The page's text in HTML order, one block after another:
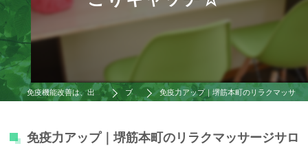
免疫機能改善は、出張整体ゆ～らし屋 ブログ 免疫力アップ｜堺筋本町のリラクマッサージサロン｜こりキャッチ☆
免疫力アップ｜堺筋本町のリラクマッサージサロ